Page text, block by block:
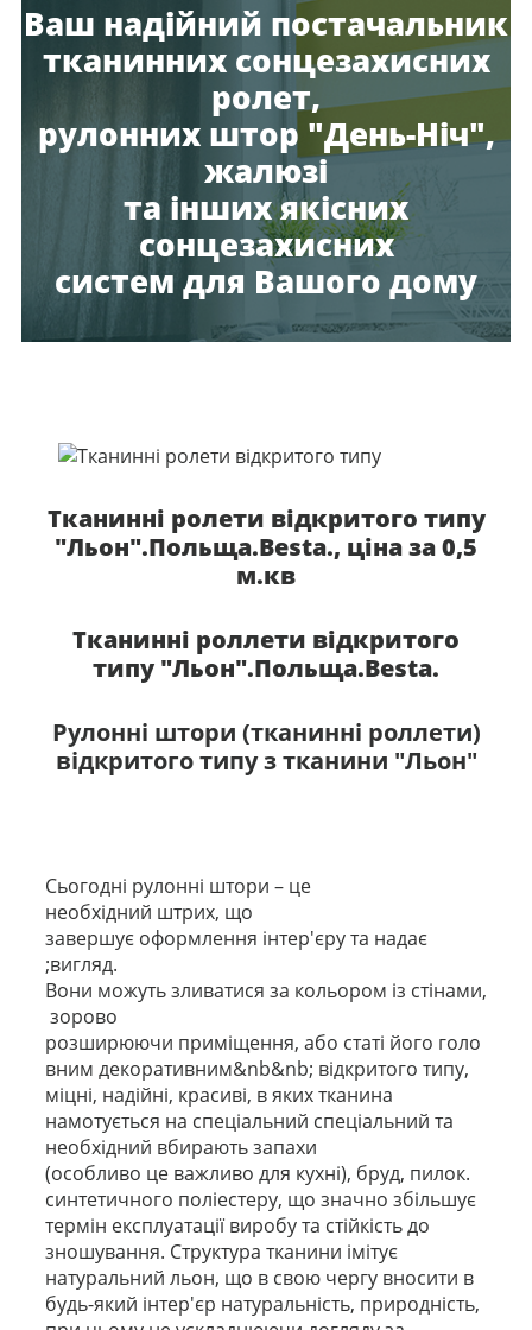
Ваш надійний постачальник
тканинних сонцезахисних
ролет,
рулонних штор "День-Ніч",
жалюзі
та інших якісних
сонцезахисних
систем для Вашого дому
Тканинні ролети відкритого типу
"Льон".Польща.Besta., ціна за 0,5
м.кв
Тканинні роллети відкритого
типу "Льон".Польща.Besta.
Рулонні штори (тканинні роллети)
відкритого типу з тканини "Льон"
Сьогодні рулонні штори – це
необхідний штрих, що
завершує оформлення інтер'єру та надає
;вигляд.
Вони можуть зливатися за кольором із стінами,
зорово
розширюючи приміщення, або статі його голо
вним декоративним&nb&nb; відкритого типу,
міцні, надійні, красиві, в яких тканина
намотується на спеціальний спеціальний та
необхідний вбирають запахи
(особливо це важливо для кухні), бруд, пилок.
синтетичного поліестеру, що значно збільшує
термін експлуатації виробу та стійкість до
зношування. Структура тканини імітує
натуральний льон, що в свою чергу вносити в
будь-який інтер'єр натуральність, природність,